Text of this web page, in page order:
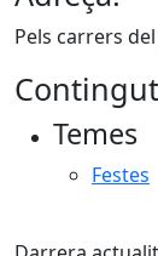
Pels carrers
Temes
Festes